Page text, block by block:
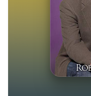
で大ベストセラー
より：本データは
方 (金持ち父さん
13: 978-